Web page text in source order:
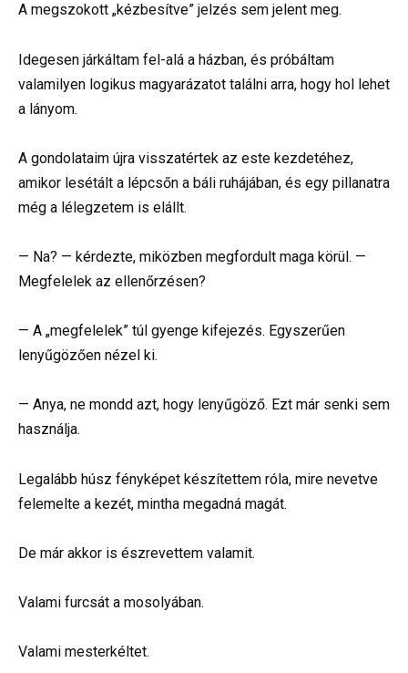
A megszokott „kézbesítve” jelzés sem jelent meg.
Idegesen járkáltam fel-alá a házban, és próbáltam
valamilyen logikus magyarázatot találni arra, hogy hol lehet
a lányom.
A gondolataim újra visszatértek az este kezdetéhez,
amikor lesétált a lépcsőn a báli ruhájában, és egy pillanatra
még a lélegzetem is elállt.
— Na? — kérdezte, miközben megfordult maga körül. —
Megfelelek az ellenőrzésen?
— A „megfelelek” túl gyenge kifejezés. Egyszerűen
lenyűgözően nézel ki.
— Anya, ne mondd azt, hogy lenyűgöző. Ezt már senki sem
használja.
Legalább húsz fényképet készítettem róla, mire nevetve
felemelte a kezét, mintha megadná magát.
De már akkor is észrevettem valamit.
Valami furcsát a mosolyában.
Valami mesterkéltet.